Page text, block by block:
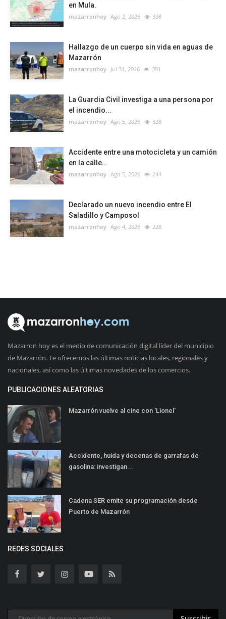
en Mula.
mazarronhoy Ago 2, 2026 398
Hallazgo de un cuerpo sin vida en aguas de
Mazarrón
mazarronhoy Jul 31, 2026 381
La Guardia Civil investiga a una persona por
el incendio...
mazarronhoy Ago 5, 2026 328
Accidente entre una motocicleta y un camión
en la calle...
mazarronhoy Ago 5, 2026 244
Declarado un nuevo incendio entre El
Saladillo y Camposol
mazarronhoy Ago 4, 2026 228
Mazarron hoy es el medio de comunicación digital líder del municipio
de Mazarrón. Te ofrecemos las últimas noticias locales, regionales y
nacionales, así como las últimas novedades de los comercios.
PUBLICACIONES ALEATORIAS
Mazarrón vuelve al cine con 'Lionel'
Accidente, huida y decenas de garrafas de
gasolina: investigan...
Cadena SER emite su programación desde
Puerto de Mazarrón
REDES SOCIALES